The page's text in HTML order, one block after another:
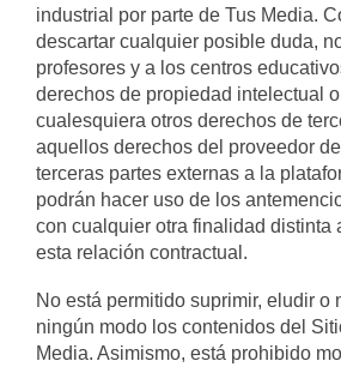
industrial por parte de Tus Media.
descartar cualquier posible duda,
profesores y a los centros
derechos de propiedad intelectual
cualesquiera otros derechos de
aquellos derechos del proveedor
terceras partes externas a la
podrán hacer uso de los
con cualquier otra finalidad distinta
esta relación contractual.
No está permitido suprimir, eludir o
ningún modo los contenidos del
Media. Asimismo, está prohibido